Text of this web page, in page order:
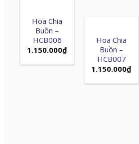
Hoa Chia
Buồn –
HCB006
1.150.000₫
Hoa Chia
Buồn –
HCB007
1.150.000₫